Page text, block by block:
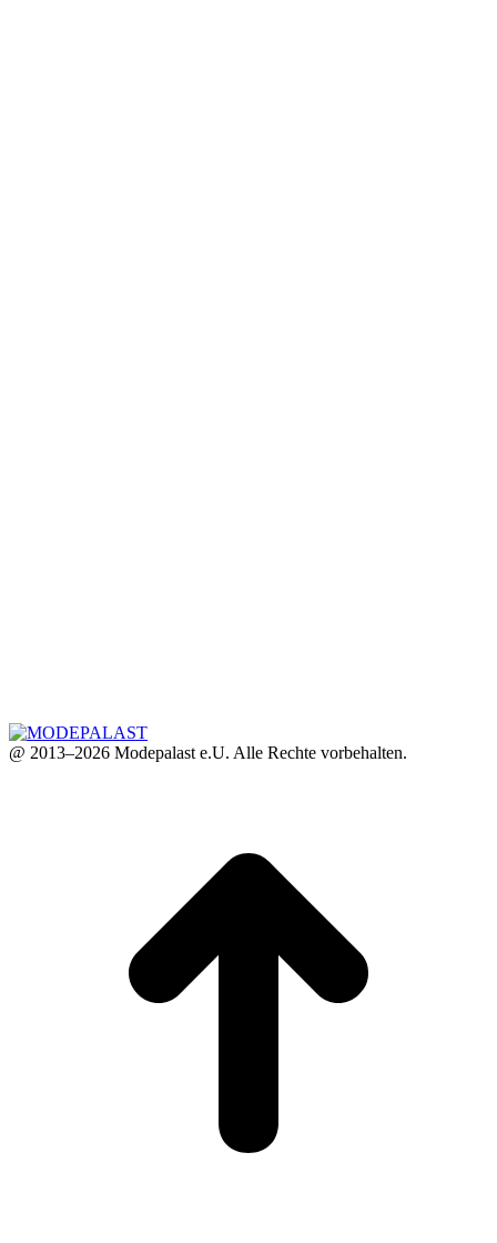
@ 2013–2026 Modepalast e.U. Alle Rechte vorbehalten.